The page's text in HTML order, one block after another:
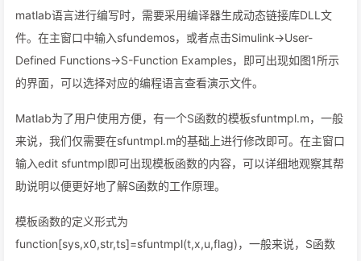
matlab语言进行编写时，需要采用编译器生成动态链接库DLL文
件。在主窗口中输入sfundemos，或者点击Simulink->User-
Defined Functions->S-Function Examples，即可出现如图1所示
的界面，可以选择对应的编程语言查看演示文件。
Matlab为了用户使用方便，有一个S函数的模板sfuntmpl.m，一般
来说，我们仅需要在sfuntmpl.m的基础上进行修改即可。在主窗口
输入edit sfuntmpl即可出现模板函数的内容，可以详细地观察其帮
助说明以便更好地了解S函数的工作原理。
模板函数的定义形式为
function[sys,x0,str,ts]=sfuntmpl(t,x,u,flag)，一般来说，S函数